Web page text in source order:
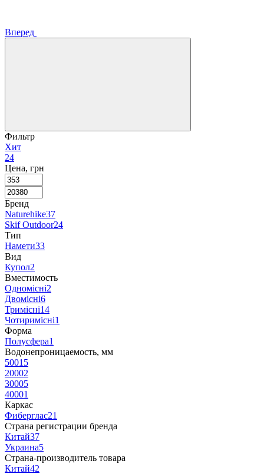
Вперед
Фильтр
Хит
24
Цена, грн
Бренд
Naturehike37
Skif Outdoor24
Тип
Намети33
Вид
Купол2
Вместимость
Одномісні2
Двомісні6
Тримісні14
Чотиримісні1
Форма
Полусфера1
Водонепроницаемость, мм
50015
20002
30005
40001
Каркас
Фиберглас21
Страна регистрации бренда
Китай37
Украина5
Страна-производитель товара
Китай42